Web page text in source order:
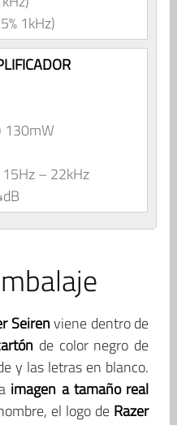
1kHz)
130mW
– 22kHz
Seirenviene dentro de
de color negro de
y las letras en blanco.
imagen a tamaño real
el logo de Razer